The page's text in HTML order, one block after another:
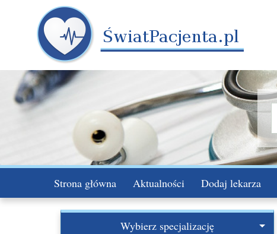
Strona główna Aktualności Dodaj lekarza
Wybierz specjalizację